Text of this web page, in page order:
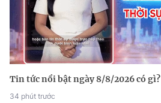
Tin tức nổi bật ngày 8/8/2026 có gì?
34 phút trước